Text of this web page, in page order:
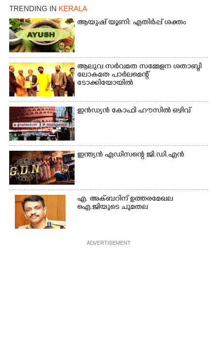
TRENDING IN KERALA
ആയുഷ് യൂണി: എതിർപ്പ് ശക്തം
ആലുവ സർവമത സമ്മേളന ശതാബ്ദി
ലോകമത പാർലമെന്റ്
ടോക്കിയോയിൽ
ഇൻഡ്യൻ കോഫി ഹൗസിൽ ഒഴിവ്
ഇന്ത്യൻ എഡിസന്റെ ജി.ഡി.എൻ
എ. അക്ബറിന് ഉത്തരമേഖല
ഐ.ജിയുടെ ചുമതല
ADVERTISEMENT